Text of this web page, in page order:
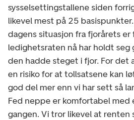
sysselsettingstallene siden
likevel mest på 25
dagens situasjon fra fjorårets
ledighetsraten nå har holdt seg
den hadde steget i fjor. For det
en risiko for at tollsatsene kan
god del mer enn vi har sett så
Fed neppe er komfortabel
gangen. Vi tror likevel at